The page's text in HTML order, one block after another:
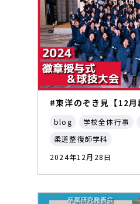
#東洋のぞき見【12月
blog 学校全体行事
柔道整復師学科
2024年12月28日